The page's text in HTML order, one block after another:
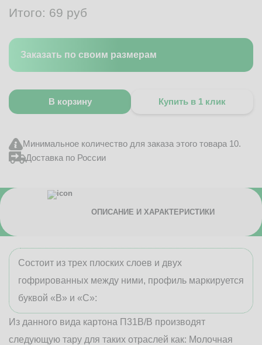
Итого: 69 руб
Заказать по своим размерам
В корзину Купить в 1 клик
Минимальное количество для заказа этого товара 10.
Доставка по России
ОПИСАНИЕ И ХАРАКТЕРИСТИКИ
Состоит из трех плоских слоев и двух
гофрированных между ними, профиль маркируется
буквой «В» и «С»:
Из данного вида картона П31В/B производят
следующую тару для таких отраслей как: Молочная